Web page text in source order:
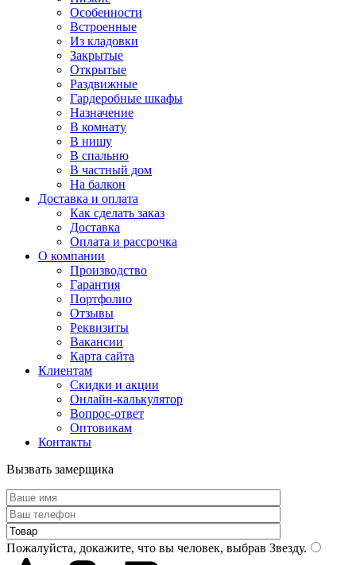
Особенности
Встроенные
Из кладовки
Закрытые
Открытые
Раздвижные
Гардеробные шкафы
Назначение
В комнату
В нишу
В спальню
В частный дом
На балкон
Доставка и оплата
Как сделать заказ
Доставка
Оплата и рассрочка
О компании
Производство
Гарантия
Портфолио
Отзывы
Реквизиты
Вакансии
Карта сайта
Клиентам
Скидки и акции
Онлайн-калькулятор
Вопрос-ответ
Оптовикам
Контакты
Вызвать замерщика
Пожалуйста, докажите, что вы человек, выбрав Звезду.